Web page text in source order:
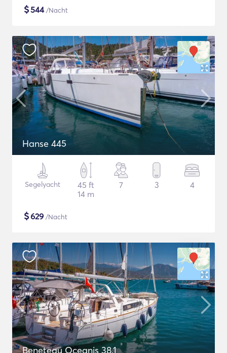
$544/Nacht
Hanse 445
Segelyacht
45 ft
14 m
7 3 4
$629 /Nacht
Beneteau Oceanis 38.1